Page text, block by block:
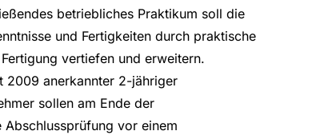
betriebliches Praktikum soll die
und Fertigkeiten durch praktische
vertiefen und erweitern.
2009 anerkannter 2-jähriger
sollen am Ende der
Abschlussprüfung vor einem